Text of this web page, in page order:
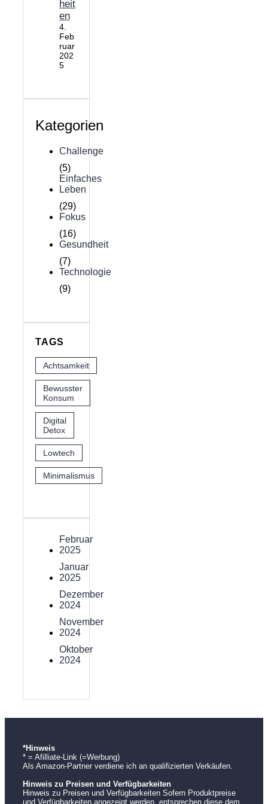
heit
en
4.
Feb
ruar
202
5
Kategorien
Challenge
(5)
Einfaches
Leben
(29)
Fokus
(16)
Gesundheit
(7)
Technologie
(9)
TAGS
Achtsamkeit
Bewusster
Konsum
Digital
Detox
Lowtech
Minimalismus
Februar
2025
Januar
2025
Dezember
2024
November
2024
Oktober
2024
*Hinweis
* = Afilliate-Link (=Werbung)
Als Amazon-Partner verdiene ich an qualifizierten Verkäufen.
Hinweis zu Preisen und Verfügbarkeiten
Hinweis zu Preisen und Verfügbarkeiten Sofern Produktpreise
und Verfügbarkeiten angezeigt werden, entsprechen diese dem